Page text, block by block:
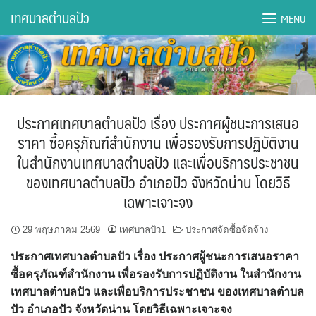
content
DWQA Ask Question
DWQA Questions
กองการศึกษา
กองคลัง
กองยุทธศาสตร์และงบประมาณ
กองสาธารณสุขฯ
การเปิดเผยข้อมูลข่าวสารปี 2566 integrity transparency
เทศบาลตำบลปัว MENU
ประกาศเทศบาลตำบลปัว เรื่อง ประกาศผู้ชนะการเสนอ
ราคา ซื้อครุภัณฑ์สำนักงาน เพื่อรองรับการปฏิบัติงาน
ในสำนักงานเทศบาลตำบลปัว และเพื่อบริการประชาชน
ของเทศบาลตำบลปัว อำเภอปัว จังหวัดน่าน โดยวิธี
เฉพาะเจาะจง
29 พฤษภาคม 2569 เทศบาลปัว1 ประกาศจัดซื้อจัดจ้าง
ประกาศเทศบาลตำบลปัว เรื่อง ประกาศผู้ชนะการเสนอราคา
ซื้อครุภัณฑ์สำนักงาน เพื่อรองรับการปฏิบัติงาน ในสำนักงาน
เทศบาลตำบลปัว และเพื่อบริการประชาชน ของเทศบาลตำบล
ปัว อำเภอปัว จังหวัดน่าน โดยวิธีเฉพาะเจาะจง